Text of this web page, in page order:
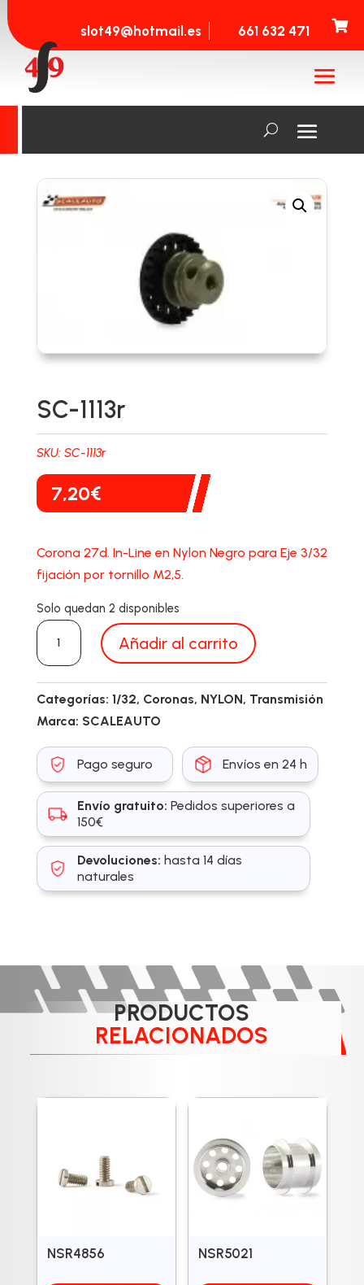
slot49@hotmail.es 661 632 471 
SC-1113r
SKU: SC-1113r
7,20€
Corona 27d. In-Line en Nylon Negro para Eje 3/32
fijación por tornillo M2,5.
Solo quedan 2 disponibles
SC-
1113r
Añadir al carrito
Categorías: 1/32, Coronas, NYLON, Transmisión
Marca: SCALEAUTO
Pago seguro Envíos en 24 h
Envío gratuito: Pedidos superiores a
150€
Devoluciones: hasta 14 días
naturales
PRODUCTOS
RELACIONADOS
NSR4856 NSR5021